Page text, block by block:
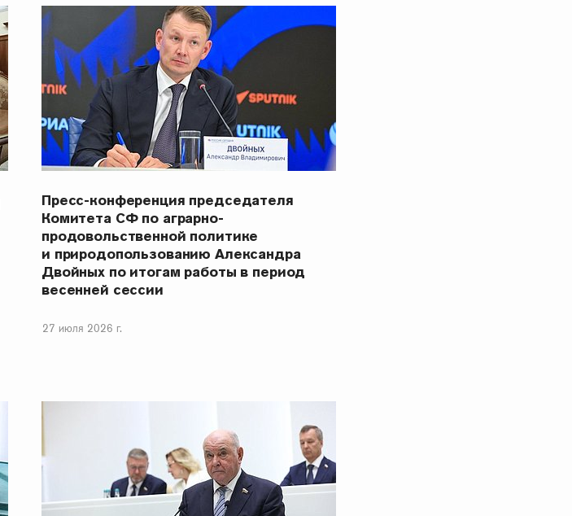
Пресс-конференция председателя
Комитета СФ по аграрно-
продовольственной политике
и природопользованию Александра
Двойных по итогам работы в период
весенней сессии
27 июля 2026 г.